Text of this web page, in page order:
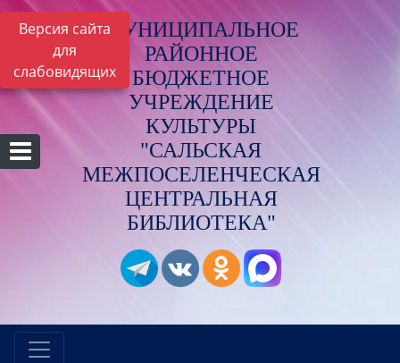
Версия сайта
для
слабовидящих
МУНИЦИПАЛЬНОЕ
РАЙОННОЕ
БЮДЖЕТНОЕ
УЧРЕЖДЕНИЕ
КУЛЬТУРЫ
"САЛЬСКАЯ
МЕЖПОСЕЛЕНЧЕСКАЯ
ЦЕНТРАЛЬНАЯ
БИБЛИОТЕКА"